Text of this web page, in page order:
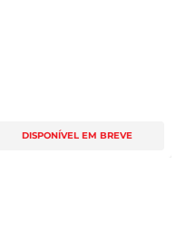
DISPONÍVEL EM BREVE